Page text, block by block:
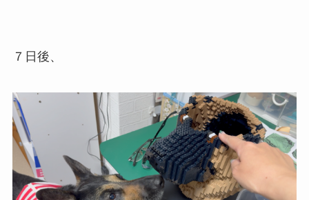
７日後、